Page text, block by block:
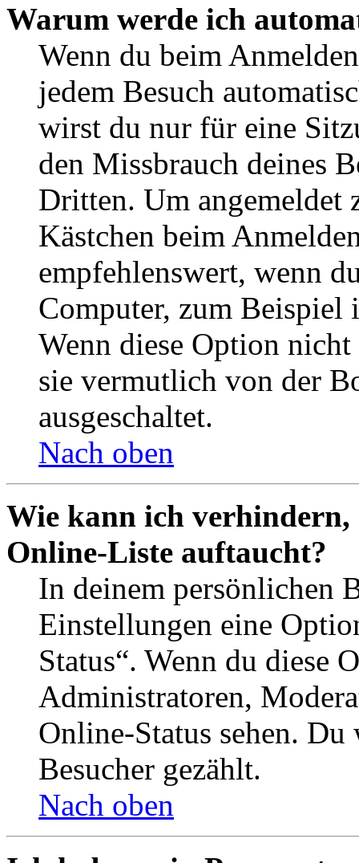
Warum werde ich
Wenn du beim
jedem Besuch
wirst du nur für eine
den Missbrauch deines
Dritten. Um angemeldet
Kästchen beim
empfehlenswert, wenn
Computer, zum Beispiel
Wenn diese Option
sie vermutlich von der
ausgeschaltet.
Nach oben
Wie kann ich verhindern,
Online-Liste auftaucht?
In deinem persönlichen
Einstellungen eine
Status“. Wenn du diese
Administratoren,
Online-Status sehen.
Besucher gezählt.
Nach oben